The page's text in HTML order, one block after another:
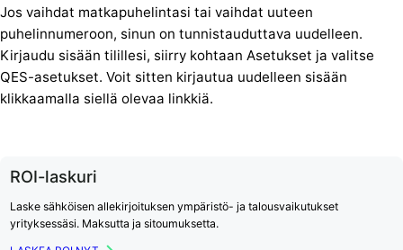
Jos vaihdat matkapuhelintasi tai vaihdat uuteen
puhelinnumeroon, sinun on tunnistauduttava uudelleen.
Kirjaudu sisään tilillesi, siirry kohtaan Asetukset ja valitse
QES-asetukset. Voit sitten kirjautua uudelleen sisään
klikkaamalla siellä olevaa linkkiä.
ROI-laskuri
Laske sähköisen allekirjoituksen ympäristö- ja talousvaikutukset
yrityksessäsi. Maksutta ja sitoumuksetta.